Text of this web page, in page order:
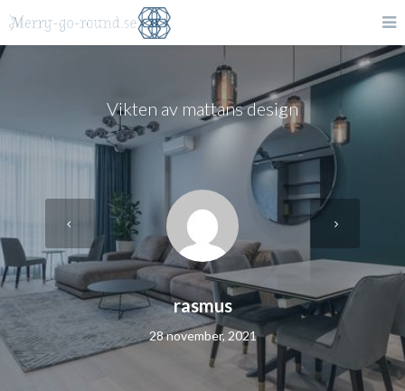
Vikten av mattans design
rasmus
28 november, 2021